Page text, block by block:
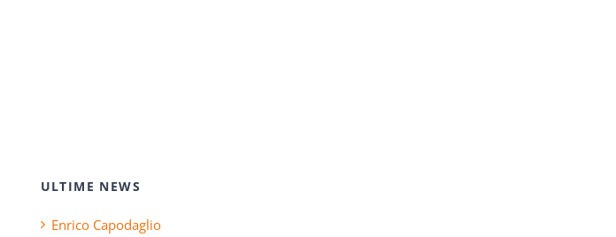
ULTIME NEWS
Enrico Capodaglio